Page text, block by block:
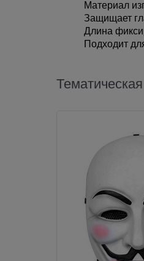
Материал
Защищает
Длина
Подходит